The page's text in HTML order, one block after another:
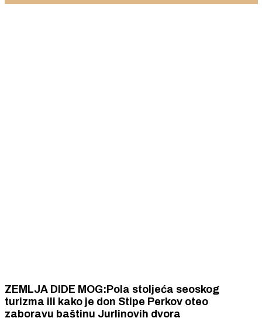
ZEMLJA DIDE MOG:Pola stoljeća seoskog
turizma ili kako je don Stipe Perkov oteo
zaboravu baštinu Jurlinovih dvora